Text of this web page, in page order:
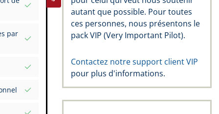
par
autant que possible. Pour toutes
ces personnes, nous présentons le
pack VIP (Very Important Pilot).
Contactez notre support client VIP
pour plus d'informations.